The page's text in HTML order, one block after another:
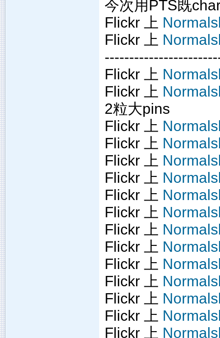
今次用PTS既
Flickr 上
Flickr 上
Flickr 上
Flickr 上
2粒大pins
Flickr 上
Flickr 上
Flickr 上
Flickr 上
Flickr 上
Flickr 上
Flickr 上
Flickr 上
Flickr 上
Flickr 上
Flickr 上
Flickr 上
Flickr 上